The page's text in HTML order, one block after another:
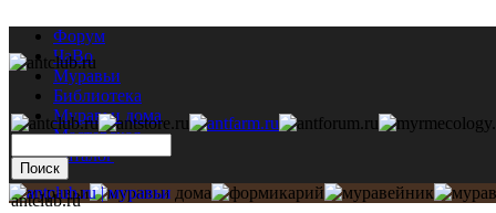
Форум
ЧаВо
Муравьи
Библиотека
Муравьи дома
Мастерская
Каталог
antclub.ru